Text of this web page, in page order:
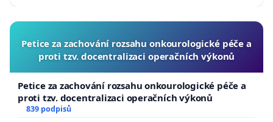
Petice za zachování rozsahu onkourologické péče a
proti tzv. docentralizaci operačních výkonů
Petice za zachování rozsahu onkourologické péče a
proti tzv. docentralizaci operačních výkonů
839 podpisů